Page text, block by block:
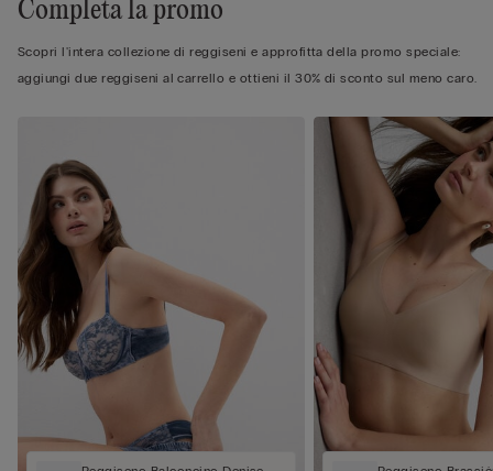
Completa la promo
Scopri l'intera collezione di reggiseni e approfitta della promo speciale:
aggiungi due reggiseni al carrello e ottieni il 30% di sconto sul meno caro.